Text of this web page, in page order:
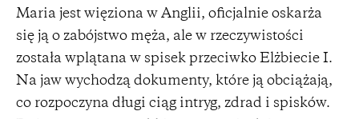
Maria jest więziona w Anglii, oficjalnie oskarża
się ją o zabójstwo męża, ale w rzeczywistości
została wplątana w spisek przeciwko Elżbiecie I.
Na jaw wychodzą dokumenty, które ją obciążają,
co rozpoczyna długi ciąg intryg, zdrad i spisków.